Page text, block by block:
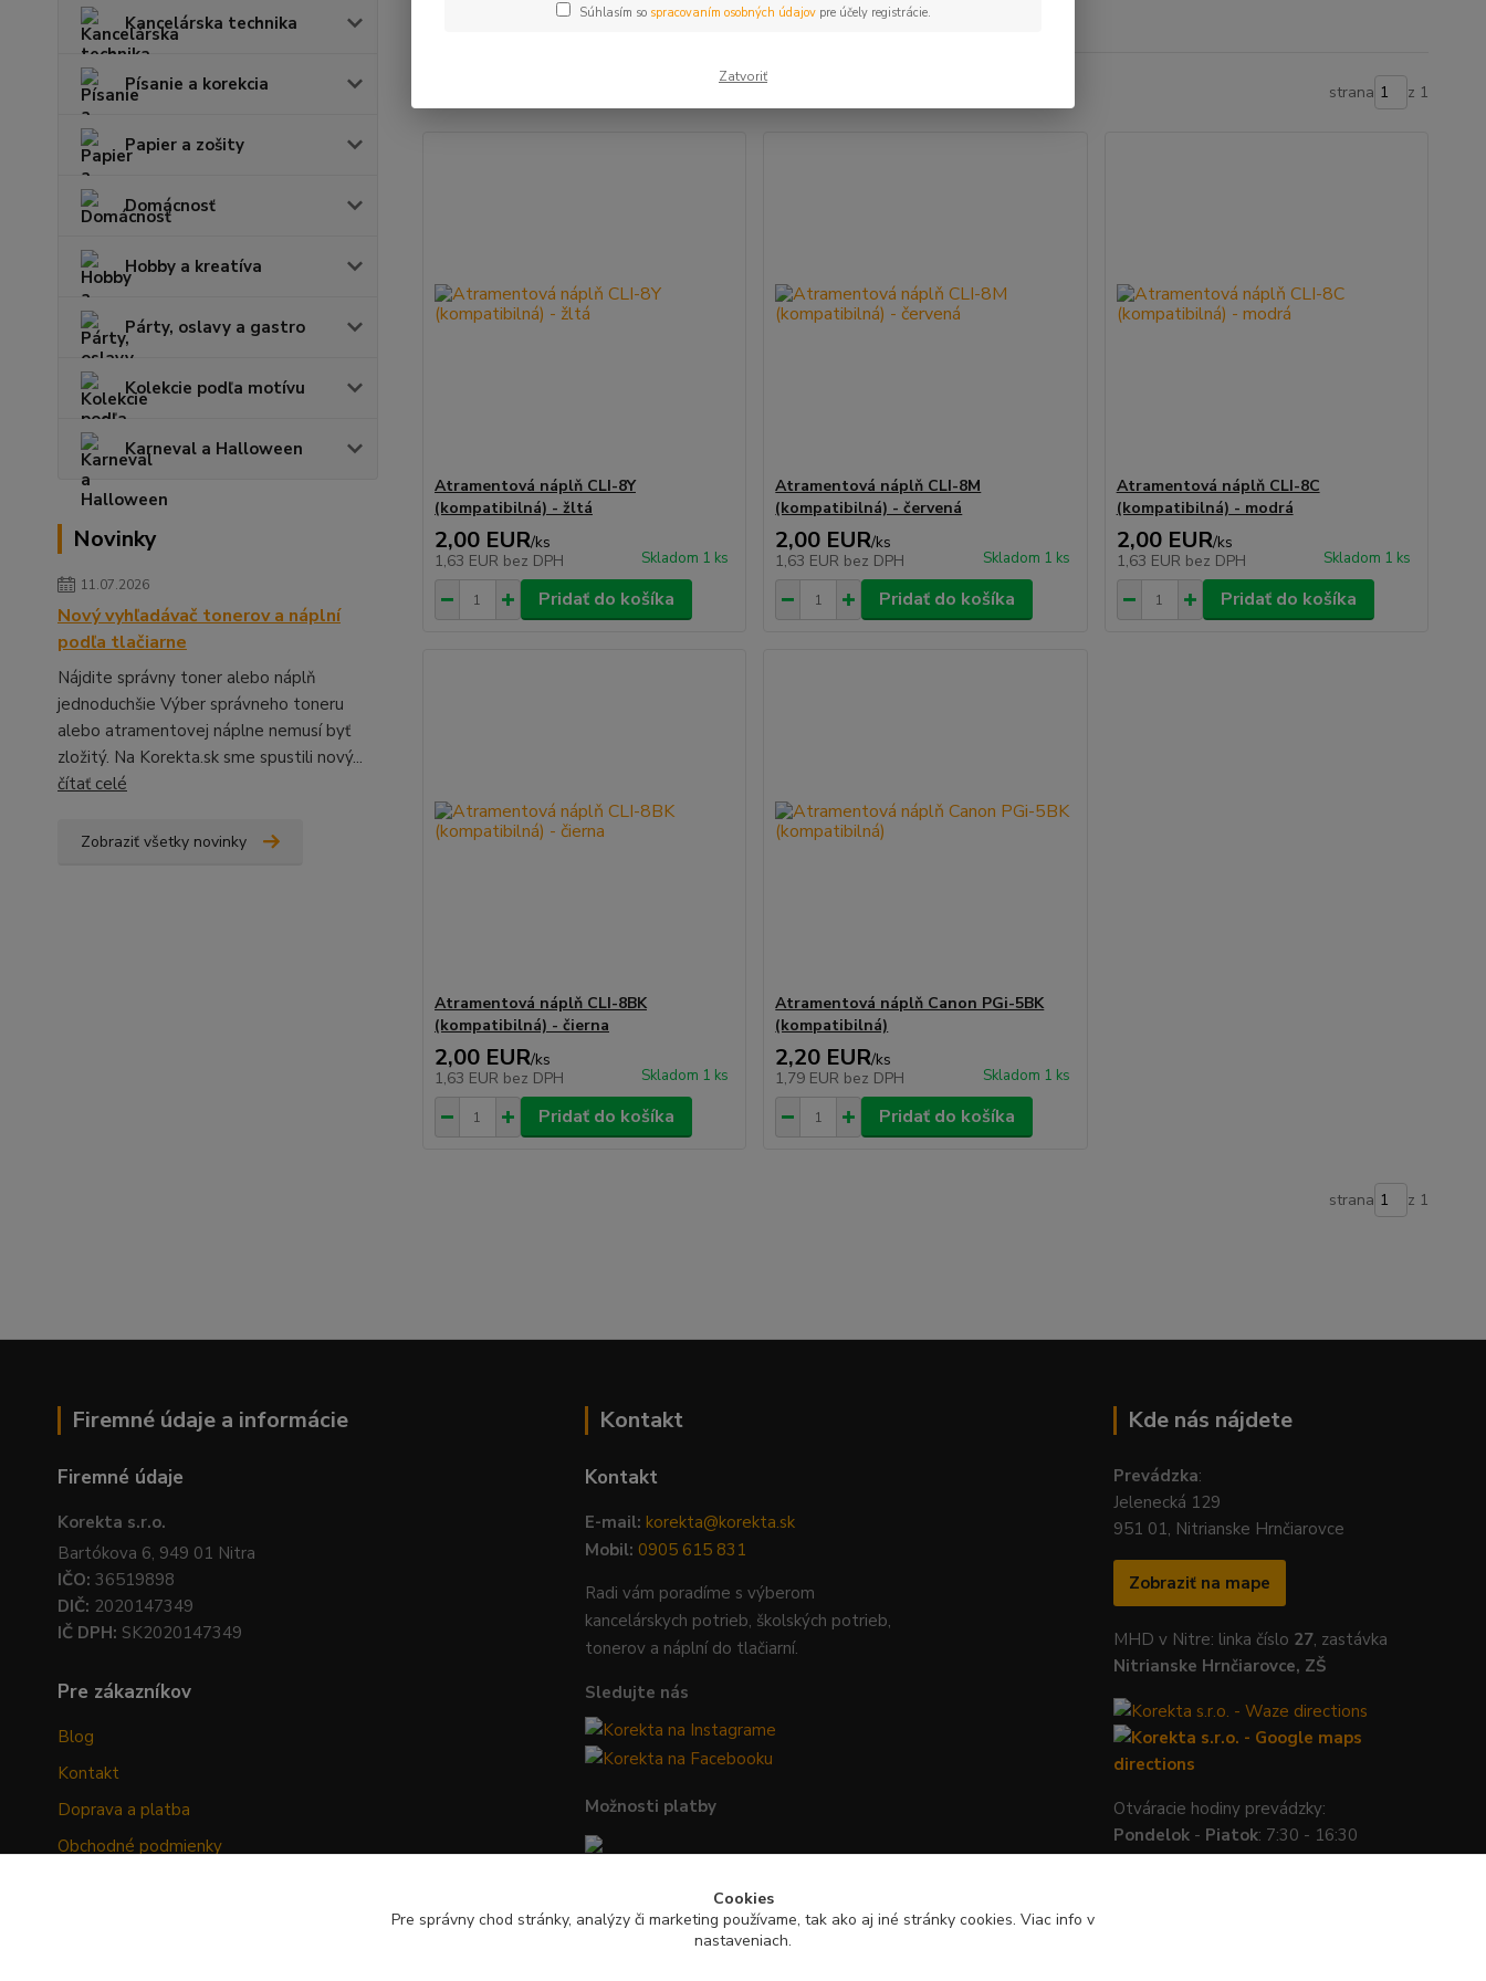
Kancelárska technika
Písanie a korekcia
Papier a zošity
Domácnosť
Hobby a kreatíva
Párty, oslavy a gastro
Kolekcie podľa motívu
Karneval a Halloween
Novinky
11.07.2026
Nový vyhľadávač tonerov a náplní
podľa tlačiarne
Nájdite správny toner alebo náplň
jednoduchšie Výber správneho toneru
alebo atramentovej náplne nemusí byť
zložitý. Na Korekta.sk sme spustili nový...
čítať celé
Zobraziť všetky novinky
strana z 1
Atramentová náplň CLI-8Y
(kompatibilná) - žltá
2,00 EUR/ks
1,63 EUR bez DPH Skladom 1 ks
Pridať do košíka
Atramentová náplň CLI-8M
(kompatibilná) - červená
2,00 EUR/ks
1,63 EUR bez DPH Skladom 1 ks
Pridať do košíka
Atramentová náplň CLI-8C
(kompatibilná) - modrá
2,00 EUR/ks
1,63 EUR bez DPH Skladom 1 ks
Pridať do košíka
Atramentová náplň CLI-8BK
(kompatibilná) - čierna
2,00 EUR/ks
1,63 EUR bez DPH Skladom 1 ks
Pridať do košíka
Atramentová náplň Canon PGi-5BK
(kompatibilná)
2,20 EUR/ks
1,79 EUR bez DPH Skladom 1 ks
Pridať do košíka
strana z 1
Firemné údaje a informácie
Firemné údaje
Korekta s.r.o.
Bartókova 6, 949 01 Nitra
IČO: 36519898
DIČ: 2020147349
IČ DPH: SK2020147349
Pre zákazníkov
Blog
Kontakt
Doprava a platba
Obchodné podmienky
Kontakt
Kontakt
E-mail: korekta@korekta.sk
Mobil: 0905 615 831
Radi vám poradíme s výberom
kancelárskych potrieb, školských potrieb,
tonerov a náplní do tlačiarní.
Sledujte nás
Možnosti platby
Bezpečná platba kartou, Google Pay,
Apple Pay a bankovým prevodom.
Kde nás nájdete
Prevádzka:
Jelenecká 129
951 01, Nitrianske Hrnčiarovce
Zobraziť na mape
MHD v Nitre: linka číslo 27, zastávka
Nitrianske Hrnčiarovce, ZŠ
Otváracie hodiny prevádzky:
Pondelok - Piatok: 7:30 - 16:30
Súhlasím so spracovaním osobných údajovpre účely registrácie.
Zatvoriť
Cookies
Pre správny chod stránky, analýzy či marketing používame, tak ako aj iné stránky cookies. Viac info v
nastaveniach.